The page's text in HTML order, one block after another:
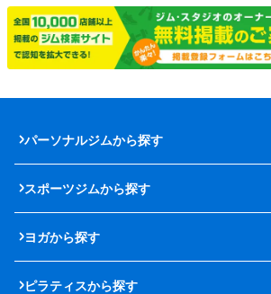
パーソナルジムから探す
スポーツジムから探す
ヨガから探す
ピラティスから探す